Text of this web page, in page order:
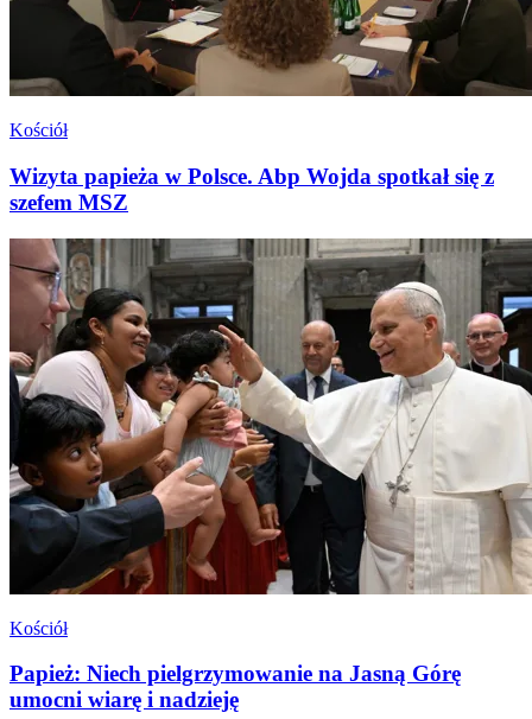
Kościół
Wizyta papieża w Polsce. Abp Wojda spotkał się z
szefem MSZ
Kościół
Papież: Niech pielgrzymowanie na Jasną Górę
umocni wiarę i nadzieję